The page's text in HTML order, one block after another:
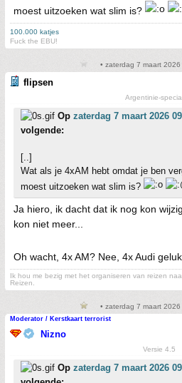
moest uitzoeken wat slim is?
100.000 katjes
Fuck the EBU!
• zaterdag 7 maart 2026
flipsen
Argentinie-
Op zaterdag 7 maart 2026
volgende:
[..]
Wat als je 4xAM hebt omdat je ben
moest uitzoeken wat slim is?
Ja hiero, ik dacht dat ik nog kon
kon niet meer...
Oh wacht, 4x AM? Nee, 4x Audi
Ik hou me bezig met het organiseren van reizen
Reizen.
• zaterdag 7 maart 2026
Moderator / Kerstkaart terrorist
Nizno
Versie 4.5
Op zaterdag 7 maart 2026